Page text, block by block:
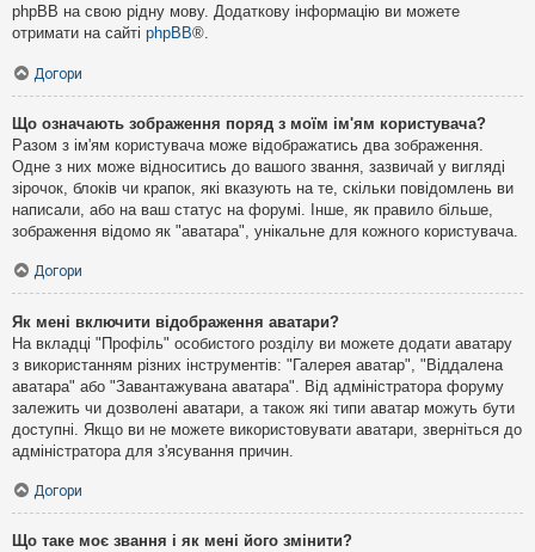
phpBB на свою рідну мову. Додаткову інформацію ви можете
отримати на сайті phpBB®.
Догори
Що означають зображення поряд з моїм ім'ям користувача?
Разом з ім'ям користувача може відображатись два зображення.
Одне з них може відноситись до вашого звання, зазвичай у вигляді
зірочок, блоків чи крапок, які вказують на те, скільки повідомлень ви
написали, або на ваш статус на форумі. Інше, як правило більше,
зображення відомо як "аватара", унікальне для кожного користувача.
Догори
Як мені включити відображення аватари?
На вкладці "Профіль" особистого розділу ви можете додати аватару
з використанням різних інструментів: "Галерея аватар", "Віддалена
аватара" або "Завантажувана аватара". Від адміністратора форуму
залежить чи дозволені аватари, а також які типи аватар можуть бути
доступні. Якщо ви не можете використовувати аватари, зверніться до
адміністратора для з'ясування причин.
Догори
Що таке моє звання і як мені його змінити?